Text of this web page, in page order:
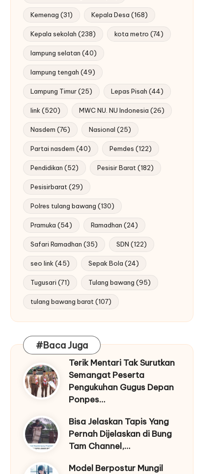
Kemenag (31) Kepala Desa (168)
Kepala sekolah (238) kota metro (74)
lampung selatan (40)
lampung tengah (49)
Lampung Timur(25) Lepas Pisah (44)
link (520) MWC NU. NU Indonesia (26)
Nasdem (76) Nasional (25)
Partai nasdem (40) Pemdes (122)
Pendidikan (52) Pesisir Barat (182)
Pesisirbarat (29)
Polres tulang bawang (130)
Pramuka (54) Ramadhan (24)
Safari Ramadhan (35) SDN (122)
seo link (45) Sepak Bola (24)
Tugusari (71) Tulang bawang (95)
tulang bawang barat (107)
#Baca Juga
Terik Mentari Tak Surutkan
Semangat Peserta
Pengukuhan Gugus Depan
Ponpes…
Bisa Jelaskan Tapis Yang
Pernah Dijelaskan di Bung
Tam Channel,…
Model Berpostur Mungil